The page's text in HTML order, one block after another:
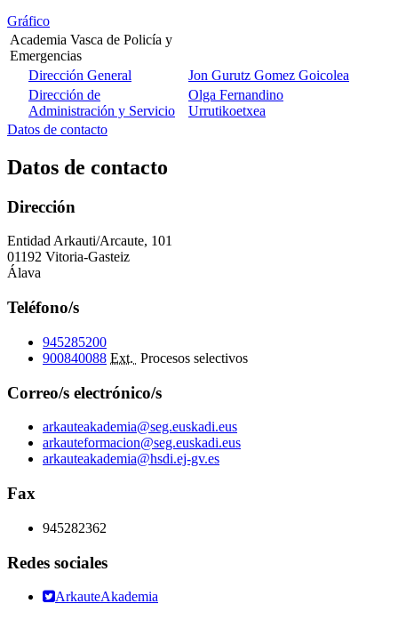
Gráfico
Academia Vasca de Policía y
Emergencias
Dirección General
Jon Gurutz Gomez Goicolea
Dirección de
Administración y Servicio
Olga Fernandino
Urrutikoetxea
Datos de contacto
Datos de contacto
Dirección
Entidad Arkauti/Arcaute, 101
01192 Vitoria-Gasteiz
Álava
Teléfono/s
945285200
900840088 Ext. Procesos selectivos
Correo/s electrónico/s
arkauteakademia@seg.euskadi.eus
arkauteformacion@seg.euskadi.eus
arkauteakademia@hsdi.ej-gv.es
Fax
945282362
Redes sociales
ArkauteAkademia